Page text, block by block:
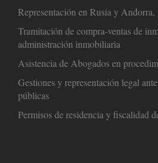
Representación en Rusia y Andorra,
Tramitación de compra-ventas de
administración inmobiliaria
Asistencia de Abogados en
Gestiones y representación legal
públicas
Permisos de residencia y fiscalidad